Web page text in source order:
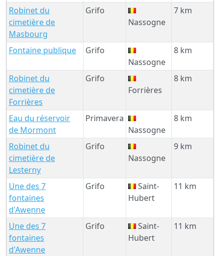
Robinet du
cimetière de
Masbourg
Grifo
Nassogne
7 km
Fontaine publique
Grifo
Nassogne
8 km
Robinet du
cimetière de
Forrières
Grifo
Forrières
8 km
Eau du réservoir
de Mormont
Primavera
Nassogne
8 km
Robinet du
cimetière de
Lesterny
Grifo
Nassogne
9 km
Une des 7
fontaines
d'Awenne
Grifo
Saint-
Hubert
11 km
Une des 7
fontaines
d'Awenne
Grifo
Saint-
Hubert
11 km